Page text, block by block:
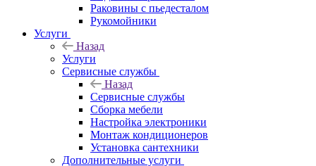
Раковины с пьедесталом
Рукомойники
Услуги
Назад
Услуги
Сервисные службы
Назад
Сервисные службы
Сборка мебели
Настройка электроники
Монтаж кондиционеров
Установка сантехники
Дополнительные услуги